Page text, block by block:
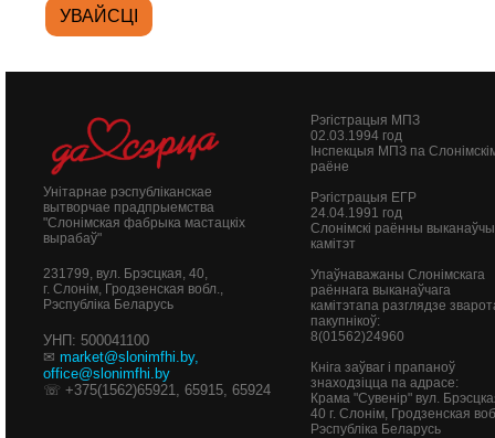
УВАЙСЦІ
Унітарнае рэспубліканскае
вытворчае прадпрыемства
"Слонімская фабрыка мастацкіх
вырабаў"
231799, вул. Брэсцкая, 40,
г. Слонім, Гродзенская вобл.,
Рэспубліка Беларусь
УНП: 500041100
✉ market@slonimfhi.by,
office@slonimfhi.by
☏ +375(1562)65921, 65915, 65924
Рэгістрацыя МПЗ
02.03.1994 год
Інспекцыя МПЗ па
раёне
Рэгістрацыя ЕГР
24.04.1991 год
Слонімскі раённы выканаўчы
камітэт
Упаўнаважаны Слонімскага
раённага выканаўчага
камітэтапа разглядзе
пакупнікоў:
8(01562)24960
Кніга заўваг і прапаноў
знаходзіцца па адрасе:
Крама "Сувенір" вул.
40 г. Слонім, Гродзенская
Рэспубліка Беларусь